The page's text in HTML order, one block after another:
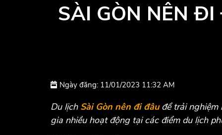
SÀI GÒN NÊN
Ngày đăng: 11/01/2023 11:32 AM
Du lịch Sài Gòn nên đi đâuđể trải nghiệm
gia nhiều hoạt động tại các điểm du lịch